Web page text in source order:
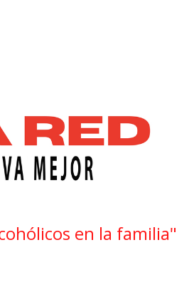
en la familia"